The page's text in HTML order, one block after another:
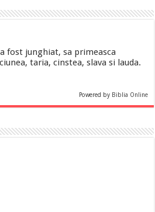
fost junghiat, sa primeasca
taria, cinstea, slava si lauda.
Powered by Biblia Online